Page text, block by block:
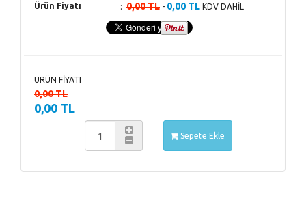
Ürün Fiyatı 0,00 TL - 0,00 TL KDV DAHİL
ÜRÜN FİYATI
0,00 TL
0,00 TL
Sepete Ekle